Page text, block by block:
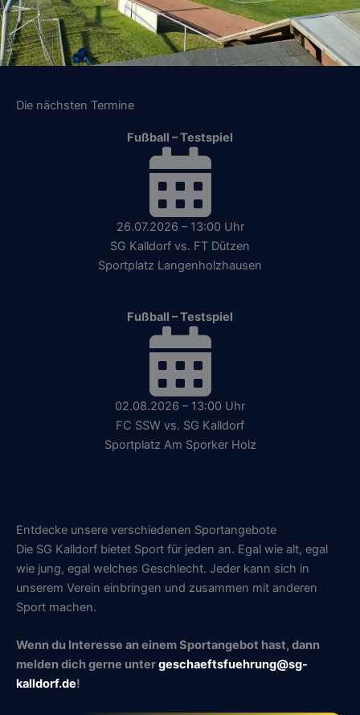
Die nächsten Termine
Fußball – Testspiel
26.07.2026 – 13:00 Uhr
SG Kalldorf vs. FT Dützen
Sportplatz Langenholzhausen
Fußball – Testspiel
02.08.2026 – 13:00 Uhr
FC SSW vs. SG Kalldorf
Sportplatz Am Sporker Holz
Entdecke unsere verschiedenen Sportangebote
Die SG Kalldorf bietet Sport für jeden an. Egal wie alt, egal
wie jung, egal welches Geschlecht. Jeder kann sich in
unserem Verein einbringen und zusammen mit anderen
Sport machen.
Wenn du Interesse an einem Sportangebot hast, dann
melden dich gerne untergeschaeftsfuehrung@sg-
kalldorf.de!